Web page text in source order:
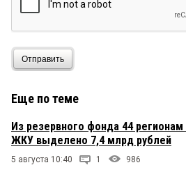
Отправить
Еще по теме
Из резервного фонда 44
ЖКУ выделено 7,4 млрд рублей
5 августа 10:40 1 986